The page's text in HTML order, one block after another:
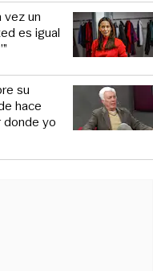
vez un
es igual
su
hace
donde yo